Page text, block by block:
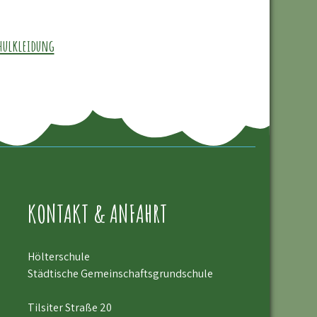
KONTAKT & ANFAHRT
Hölterschule
Städtische Gemeinschaftsgrundschule
Tilsiter Straße 20